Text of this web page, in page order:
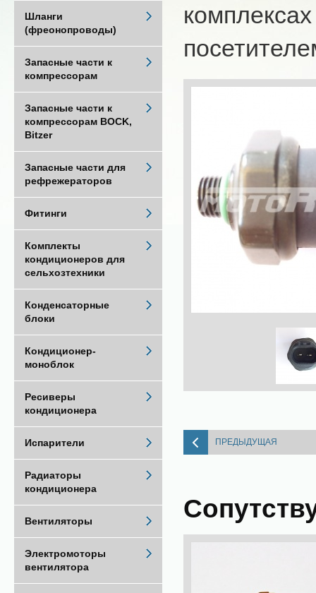
ПРЕДЫДУЩАЯ
Шланги
(фреонопроводы)
Запасные части к
компрессорам
Запасные части к
компрессорам BOCK,
Bitzer
Запасные части для
рефрежераторов
Фитинги
Комплекты
кондиционеров для
сельхозтехники
Конденсаторные
блоки
Кондиционер-
моноблок
Ресиверы
кондиционера
Испарители
Радиаторы
кондиционера
Вентиляторы
Электромоторы
вентилятора